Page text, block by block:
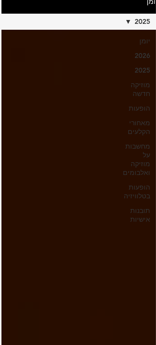
יומן
2026
2025
מוזיקה
חדשה
הופעות
מאחורי
הקלעים
מחשבות
על
מוזיקה
ואלבומים
הופעות
בטלוויזיה
תובנות
אישיות
2025